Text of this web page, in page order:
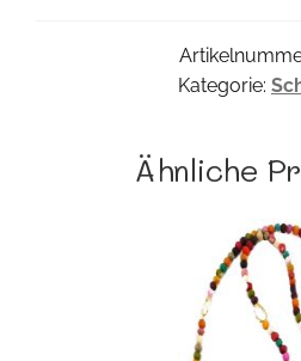
Kategorie:
Ähnliche